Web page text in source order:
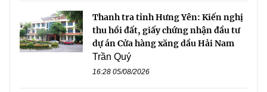
Thanh tra tỉnh Hưng Yên: Kiến nghị
thu hồi đất, giấy chứng nhận đầu tư
dự án Cửa hàng xăng dầu Hải Nam
Trần Quý
16:28 05/08/2026